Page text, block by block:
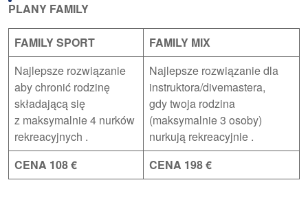
PLANY FAMILY
FAMILY SPORT
FAMILY MIX
Najlepsze rozwiązanie
aby chronić rodzinę
składającą się
z maksymalnie 4 nurków
rekreacyjnych .
Najlepsze rozwiązanie dla
instruktora/divemastera,
gdy twoja rodzina
(maksymalnie 3 osoby)
nurkują rekreacyjnie .
CENA 108 €
CENA 198 €